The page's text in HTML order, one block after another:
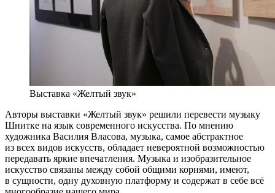
Выставка «Желтый звук»
Авторы выставки «Желтый звук» решили перевести музыку
Шнитке на язык современного искусства. По мнению
художника Василия Власова, музыка, самое абстрактное
из всех видов искусств, обладает невероятной возможностью
передавать яркие впечатления. Музыка и изобразительное
искусство связаны между собой общими корнями, имеют,
в сущности, одну духовную платформу и содержат в себе всё